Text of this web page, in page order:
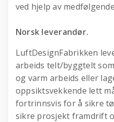
ved hjelp av
Norsk leverandør.
LuftDesignFabrikken
arbeids telt/byggtelt
og varm arbeids eller
oppsiktsvekkende lett
fortrinnsvis for å sikre
sikre prosjekt framdrift